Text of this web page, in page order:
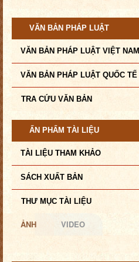
VĂN BẢN PHÁP LUẬT
VĂN BẢN PHÁP LUẬT VIỆT NAM
VĂN BẢN PHÁP LUẬT QUỐC TẾ
TRA CỨU VĂN BẢN
ẤN PHẨM TÀI LIỆU
TÀI LIỆU THAM KHẢO
SÁCH XUẤT BẢN
THƯ MỤC TÀI LIỆU
ẢNH VIDEO